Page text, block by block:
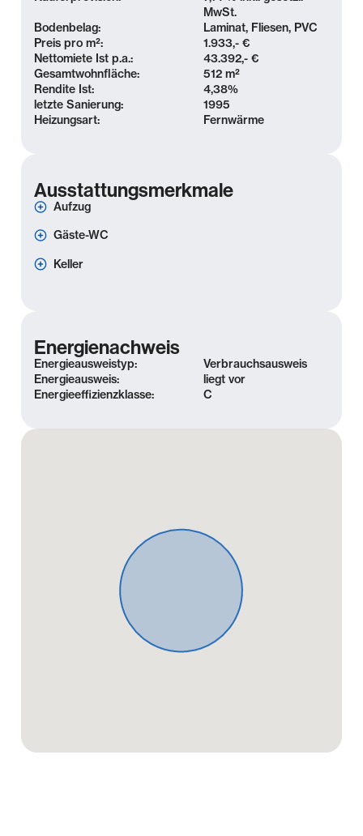
MwSt.
Bodenbelag:
Laminat, Fliesen, PVC
Preis pro m²:
1.933,- €
Nettomiete Ist p.a.:
43.392,- €
Gesamtwohnfläche:
512 m²
Rendite Ist:
4,38%
letzte Sanierung:
1995
Heizungsart:
Fernwärme
Ausstattungsmerkmale
Aufzug
Gäste-WC
Keller
Energienachweis
Energieausweistyp:
Verbrauchsausweis
Energieausweis:
liegt vor
Energieeffizienzklasse:
C